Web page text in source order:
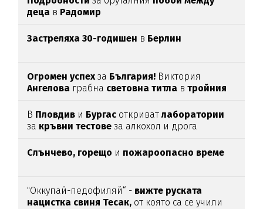
деца в Радомир
Застреляха 30-годишен в Берлин
Огромен успехза България! Виктория
Ангелова грабна световна титла в тройния
В Пловдив и Бургас откриватлаборатории
за кръвни тестовеза алкохол и дрога
Слънчево, горещо и пожароопасно време
"Оккупай-педофиляй“ - вижте руската
нацистка свиня Тесак, от която са се учили